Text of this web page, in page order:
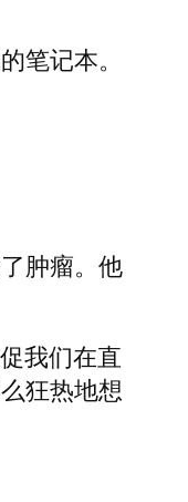
笔记本。
肿瘤。他
我们在直
狂热地想